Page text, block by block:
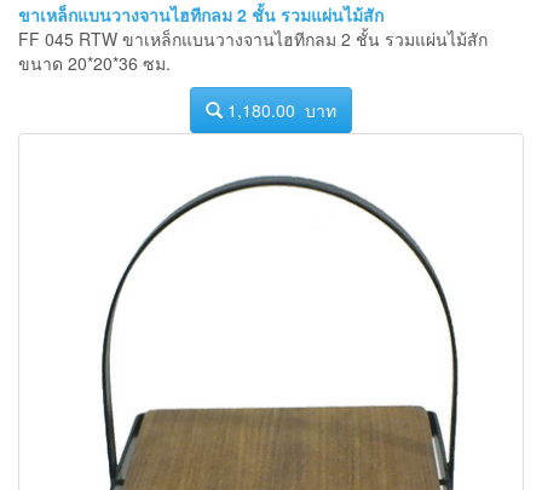
ขาเหล็กแบนวางจานไฮทีกลม 2 ชั้น รวมแผ่นไม้สัก
FF 045 RTW ขาเหล็กแบนวางจานไฮทีกลม 2 ชั้น รวมแผ่นไม้สัก
ขนาด 20*20*36 ซม.
1,180.00 บาท